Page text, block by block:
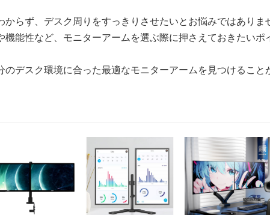
からず、デスク周りをすっきりさせたいとお悩みではありま
機能性など、モニターアームを選ぶ際に押さえておきたい
のデスク環境に合った最適なモニターアームを見つけること